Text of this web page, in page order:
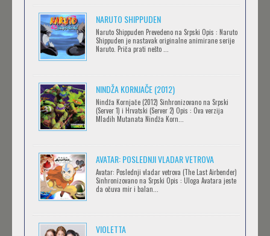
SOVA I EKIPA
Feb 12 2023 |Gledaj »
BLOODIVORES
Feb 12 2023 |Gledaj »
AVANTURE KIDA OPASNOST
Feb 12 2023 |Gledaj »
IPAK SE OKREĆE (GALILEO: EPPUR SI MUOVE)
NARUTO SHIPPUDEN
Naruto Shippuden Prevedeno na Srpski Opis : Naruto
Shippuden je nastavak originalne animirane serije
Naruto. Priča prati nešto ...
NINDŽA KORNJAČE (2012)
Nindža Kornjače (2012) Sinhronizovano na Srpski
(Server 1) i Hrvatski (Server 2) Opis : Ova verzija
Mladih Mutanata Nindža Korn...
AVATAR: POSLEDNJI VLADAR VETROVA
Avatar: Poslednji vladar vetrova (The Last Airbender)
Sinhronizovano na Srpski Opis : Uloga Avatara jeste
da očuva mir i balan...
VIOLETTA